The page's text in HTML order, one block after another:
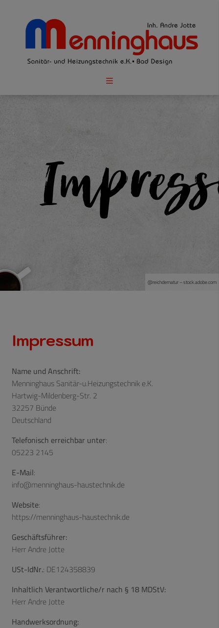
@reichdernatur– stock.adobe.com
Impressum
Name und Anschrift:
Menninghaus Sanitär-u.Heizungstechnik e.K.
Hartwig-Mildenberg-Str. 2
32257 Bünde
Deutschland
Telefonisch erreichbar unter:
05223 2145
E-Mail:
info@menninghaus-haustechnik.de
Website:
https://menninghaus-haustechnik.de
Geschäftsführer:
Herr Andre Jotte
USt-IdNr.: DE124358839
Inhaltlich Verantwortliche/r nach § 18 MDStV:
Herr Andre Jotte
Handwerksordnung: